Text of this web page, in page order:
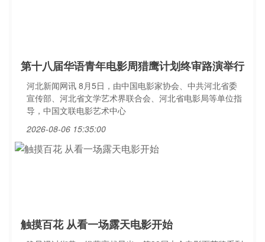
第十八届华语青年电影周猎鹰计划终审路演举行
河北新闻网讯 8月5日，由中国电影家协会、中共河北省委
宣传部、河北省文学艺术界联合会、河北省电影局等单位指
导，中国文联电影艺术中心
2026-08-06 15:35:00
触摸百花 从看一场露天电影开始